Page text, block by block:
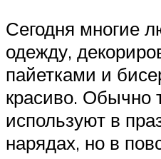
Сегодня многие
одежду,
пайетками и
красиво. Обычно
используют в
нарядах, но в